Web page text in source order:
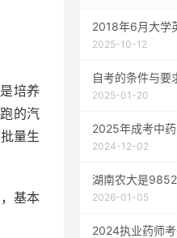
培养
的汽
量生
基本
2018年6月大学
2025-10-12
自考的条件与要
2025-01-20
2025年成考中
2024-12-02
湖南农大是
2026-01-05
2024执业药师